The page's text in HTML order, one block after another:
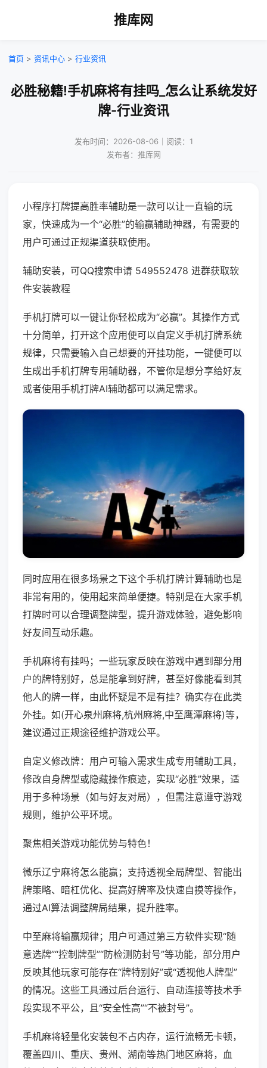
推库网
首页 > 资讯中心 > 行业资讯
必胜秘籍!手机麻将有挂吗_怎么让系统发好
牌-行业资讯
发布时间：2026-08-06｜阅读：1
发布者：推库网
小程序打牌提高胜率辅助是一款可以让一直输的玩
家，快速成为一个“必胜”的输赢辅助神器，有需要的
用户可通过正规渠道获取使用。
辅助安装，可QQ搜索申请 549552478 进群获取软
件安装教程
手机打牌可以一键让你轻松成为“必赢”。其操作方式
十分简单，打开这个应用便可以自定义手机打牌系统
规律，只需要输入自己想要的开挂功能，一键便可以
生成出手机打牌专用辅助器，不管你是想分享给好友
或者使用手机打牌AI辅助都可以满足需求。
同时应用在很多场景之下这个手机打牌计算辅助也是
非常有用的，使用起来简单便捷。特别是在大家手机
打牌时可以合理调整牌型，提升游戏体验，避免影响
好友间互动乐趣。
手机麻将有挂吗；一些玩家反映在游戏中遇到部分用
户的牌特别好，总是能拿到好牌，甚至好像能看到其
他人的牌一样，由此怀疑是不是有挂？确实存在此类
外挂。如(开心泉州麻将,杭州麻将,中至鹰潭麻将)等，
建议通过正规途径维护游戏公平。
自定义修改牌：用户可输入需求生成专用辅助工具，
修改自身牌型或隐藏操作痕迹，实现“必胜”效果，适
用于多种场景（如与好友对局），但需注意遵守游戏
规则，维护公平环境。
聚焦相关游戏功能优势与特色！
微乐辽宁麻将怎么能赢；支持透视全局牌型、智能出
牌策略、暗杠优化、提高好牌率及快速自摸等操作，
通过AI算法调整牌局结果，提升胜率。
中至麻将输赢规律；用户可通过第三方软件实现“随
意选牌”“控制牌型”“防检测防封号”等功能，部分用户
反映其他玩家可能存在“牌特别好”或“透视他人牌型”
的情况。这些工具通过后台运行、自动连接等技术手
段实现不平公，且“安全性高”“不被封号”。
手机麻将轻量化安装包不占内存，运行流畅无卡顿，
覆盖四川、重庆、贵州、湖南等热门地区麻将，血